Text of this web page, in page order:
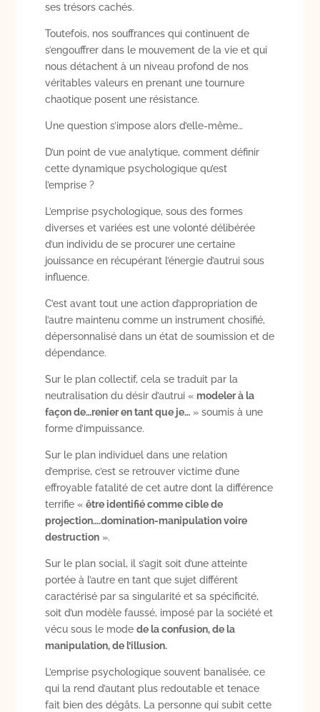
ses trésors cachés.
Toutefois, nos souffrances qui continuent de
s’engouffrer dans le mouvement de la vie et qui
nous détachent à un niveau profond de nos
véritables valeurs en prenant une tournure
chaotique posent une résistance.
Une question s’impose alors d’elle-même…
D’un point de vue analytique, comment définir
cette dynamique psychologique qu’est
l’emprise ?
L’emprise psychologique, sous des formes
diverses et variées est une volonté délibérée
d’un individu de se procurer une certaine
jouissance en récupérant l’énergie d’autrui sous
influence.
C’est avant tout une action d’appropriation de
l’autre maintenu comme un instrument chosifié,
dépersonnalisé dans un état de soumission et de
dépendance.
Sur le plan collectif, cela se traduit par la
neutralisation du désir d’autrui « modeler à la
façon de…renier en tant que je… » soumis à une
forme d’impuissance.
Sur le plan individuel dans une relation
d’emprise, c’est se retrouver victime d’une
effroyable fatalité de cet autre dont la différence
terrifie «être identifié comme cible de
projection….domination-manipulation voire
destruction ».
Sur le plan social, il s’agit soit d’une atteinte
portée à l’autre en tant que sujet différent
caractérisé par sa singularité et sa spécificité,
soit d’un modèle faussé, imposé par la société et
vécu sous le modede la confusion, de la
manipulation, de l’illusion.
L’emprise psychologique souvent banalisée, ce
qui la rend d’autant plus redoutable et tenace
fait bien des dégâts. La personne qui subit cette